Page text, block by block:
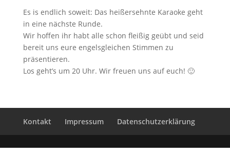
Es is endlich soweit: Das heißersehnte Karaoke geht
in eine nächste Runde.
Wir hoffen ihr habt alle schon fleißig geübt und seid
bereit uns eure engelsgleichen Stimmen zu
präsentieren.
Los geht’s um 20 Uhr. Wir freuen uns auf euch! 🙂
Kontakt Impressum Datenschutzerklärung